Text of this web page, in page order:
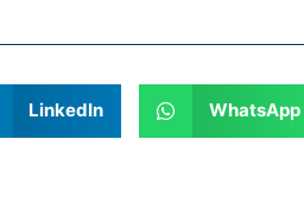
LinkedIn WhatsApp